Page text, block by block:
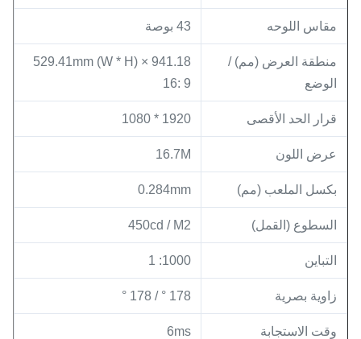
مقاس اللوحه 43 بوصة
منطقة العرض (مم) /
الوضع
941.18 × 529.41mm (W * H)
16: 9
قرار الحد الأقصى 1920 * 1080
عرض اللون 16.7M
بكسل الملعب (مم) 0.284mm
السطوع (القمل) 450cd / M2
التباين 1000: 1
زاوية بصرية 178 ° / 178 °
وقت الاستجابة 6ms